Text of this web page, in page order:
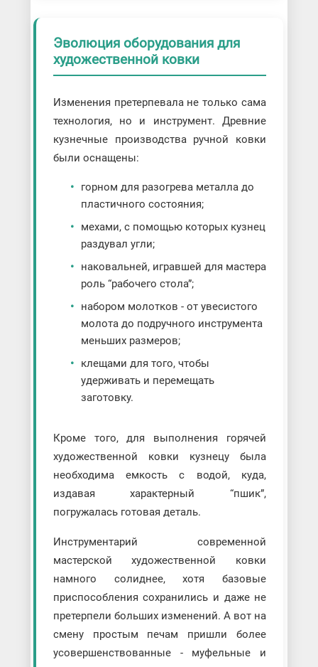
Эволюция оборудования для
художественной ковки
Изменения претерпевала не только сама
технология, но и инструмент. Древние
кузнечные производства ручной ковки
были оснащены:
горном для разогрева металла до
пластичного состояния;
мехами, с помощью которых кузнец
раздувал угли;
наковальней, игравшей для мастера
роль “рабочего стола”;
набором молотков - от увесистого
молота до подручного инструмента
меньших размеров;
клещами для того, чтобы
удерживать и перемещать
заготовку.
Кроме того, для выполнения горячей
художественной ковки кузнецу была
необходима емкость с водой, куда,
издавая характерный “пшик”,
погружалась готовая деталь.
Инструментарий современной
мастерской художественной ковки
намного солиднее, хотя базовые
приспособления сохранились и даже не
претерпели больших изменений. А вот на
смену простым печам пришли более
усовершенствованные - муфельные и